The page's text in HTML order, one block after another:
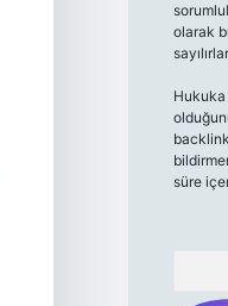
olarak
Hukuka
süre